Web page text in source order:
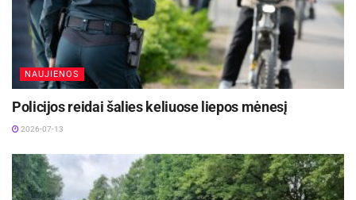
„Panevėžio keliai“ generalinis direktorius
Virmantas Puidokas. Sutartyje numatytas darbų
atlikimo terminas – 4 mėnesiai.
AB „Panevėžio keliai“ specialistai darbus
pradeda nedelsdami. Pirmiausia, atlikus
preliminarūs projektiniai pasiūlymai dėl kilimo ir
tūpimo tako dangos konstrukcijos remonto būdų
NAUJIENOS
Policijos reidai šalies keliuose liepos mėnesį
2026-07-13